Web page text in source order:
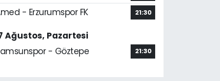
- Erzurumspor FK 21:30
Ağustos, Pazartesi
- Göztepe
21:30